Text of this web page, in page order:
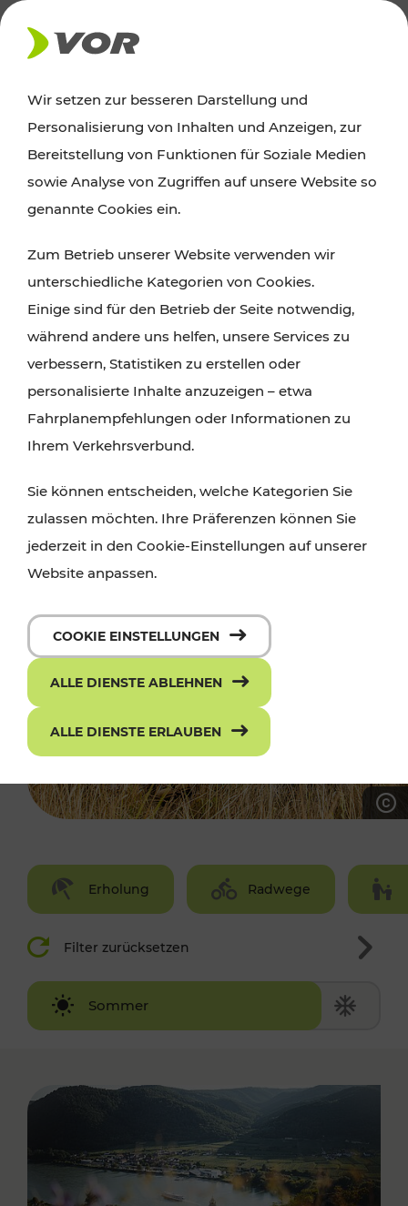
AKTUELLES
Ausflugstipps
Wien, Niederösterreich und das Burgenland
Wanderungen, Kultur und Gastronomie,
Radtouren oder purer Naturgenuss – viele
Attraktionen sind mit den Ticket- und Fahrplan-
Angeboten des VOR gut und schnell erreichbar.
Erholung Radwege
Filter zurücksetzen
Sommer
Winter
Wir setzen zur besseren Darstellung und
Personalisierung von Inhalten und Anzeigen, zur
Bereitstellung von Funktionen für Soziale Medien
sowie Analyse von Zugriffen auf unsere Website so
genannte Cookies ein.
Zum Betrieb unserer Website verwenden wir
unterschiedliche Kategorien von Cookies.
Einige sind für den Betrieb der Seite notwendig,
während andere uns helfen, unsere Services zu
verbessern, Statistiken zu erstellen oder
personalisierte Inhalte anzuzeigen – etwa
Fahrplanempfehlungen oder Informationen zu
Ihrem Verkehrsverbund.
Sie können entscheiden, welche Kategorien Sie
zulassen möchten. Ihre Präferenzen können Sie
jederzeit in den Cookie-Einstellungen auf unserer
Website anpassen.
COOKIE EINSTELLUNGEN
ALLE DIENSTE ABLEHNEN
ALLE DIENSTE ERLAUBEN